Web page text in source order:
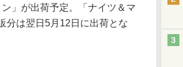
」が出荷予定。「ナイツ＆マ
分は翌日5月12日に出荷とな